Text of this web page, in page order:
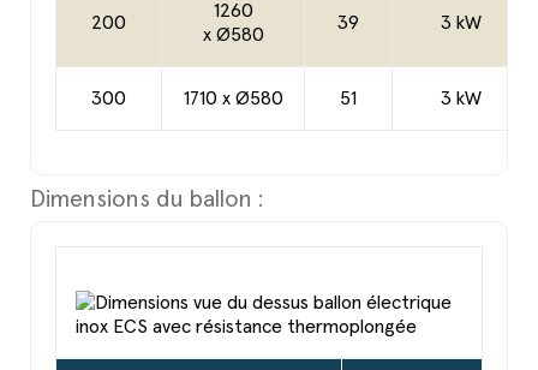
200
1260
x Ø580
39 3 kW
300 1710 x Ø580 51 3 kW
Dimensions du ballon :